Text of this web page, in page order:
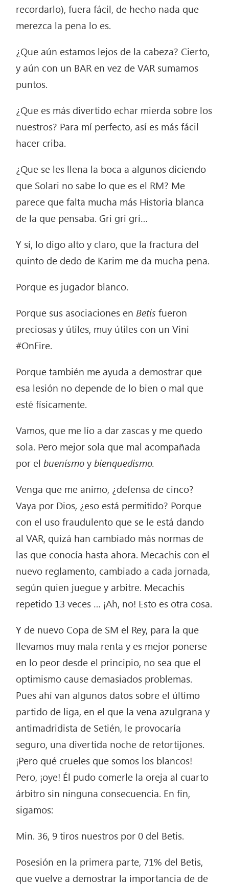
recordarlo), fuera fácil, de hecho nada que
merezca la pena lo es.
¿Que aún estamos lejos de la cabeza? Cierto,
y aún con un BAR en vez de VAR sumamos
puntos.
¿Que es más divertido echar mierda sobre los
nuestros? Para mí perfecto, así es más fácil
hacer criba.
¿Que se les llena la boca a algunos diciendo
que Solari no sabe lo que es el RM? Me
parece que falta mucha más Historia blanca
de la que pensaba. Gri gri gri…
Y sí, lo digo alto y claro, que la fractura del
quinto de dedo de Karim me da mucha pena.
Porque es jugador blanco.
Porque sus asociaciones en Betis fueron
preciosas y útiles, muy útiles con un Vini
#OnFire.
Porque también me ayuda a demostrar que
esa lesión no depende de lo bien o mal que
esté físicamente.
Vamos, que me lío a dar zascas y me quedo
sola. Pero mejor sola que mal acompañada
por elbuenísmoybienquedismo.
Venga que me animo, ¿defensa de cinco?
Vaya por Dios, ¿eso está permitido? Porque
con el uso fraudulento que se le está dando
al VAR, quizá han cambiado más normas de
las que conocía hasta ahora. Mecachis con el
nuevo reglamento, cambiado a cada jornada,
según quien juegue y arbitre. Mecachis
repetido 13 veces … ¡Ah, no! Esto es otra cosa.
Y de nuevo Copa de SM el Rey, para la que
llevamos muy mala renta y es mejor ponerse
en lo peor desde el principio, no sea que el
optimismo cause demasiados problemas.
Pues ahí van algunos datos sobre el último
partido de liga, en el que la vena azulgrana y
antimadridista de Setién, le provocaría
seguro, una divertida noche de retortijones.
¡Pero qué crueles que somos los blancos!
Pero, ¡oye! Él pudo comerle la oreja al cuarto
árbitro sin ninguna consecuencia. En fin,
sigamos:
Min. 36, 9 tiros nuestros por 0 del Betis.
Posesión en la primera parte, 71% del Betis,
que vuelve a demostrar la importancia de de